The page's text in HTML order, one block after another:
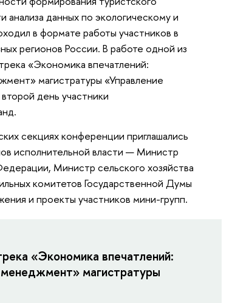
данных по экологическому и
в формате работы участников в
регионов России. В работе одной из
«Экономика впечатлений:
магистратуры «Управление
день участники
секциях конференции приглашались
исполнительной власти — Министр
Министр сельского хозяйства
комитетов Государственной Думы
и проекты участников мини-групп.
«Экономика впечатлений:
магистратуры